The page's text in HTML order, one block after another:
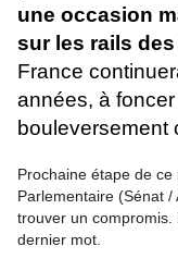
une occasion
sur les rails
France
années, à
bouleversement
Prochaine étape de
Parlementaire (Sénat
trouver un
dernier mot.